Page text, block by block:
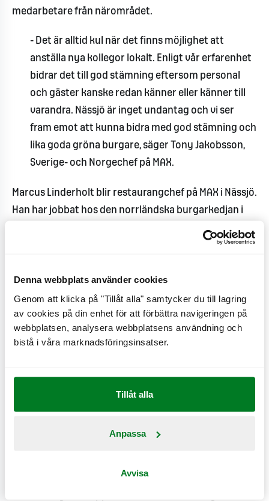
Denna webbplats använder cookies
Genom att klicka på "Tillåt alla" samtycker du till lagring
av cookies på din enhet för att förbättra navigeringen på
webbplatsen, analysera webbplatsens användning och
bistå i våra marknadsföringsinsatser.
Tillåt alla
Anpassa
Avvisa
medarbetare från närområdet.
- Det är alltid kul när det finns möjlighet att
anställa nya kollegor lokalt. Enligt vår erfarenhet
bidrar det till god stämning eftersom personal
och gäster kanske redan känner eller känner till
varandra. Nässjö är inget undantag och vi ser
fram emot att kunna bidra med god stämning och
lika goda gröna burgare, säger Tony Jakobsson,
Sverige- och Norgechef på MAX.
Marcus Linderholt blir restaurangchef på MAX i Nässjö.
Han har jobbat hos den norrländska burgarkedjan i
tre år och snabbt klättrat uppåt från sommarjobb till
restaurangchef. Han menar att det bästa med jobbet
människor.
- Man gör aldrig samma sak två dagar i rad, det
dyker alltid upp nya utmaningar, nya gäster och
nya medarbetare –det tycker jag är roligt. Men,
roligt tillsammans. Det var en viktig faktor när jag
letade nya medarbetare till restaurangen och jag
är så glad över att så många drivna och duktiga
personer valde att söka sig till oss, säger Marcus
Restaurangen ligger på Rågången 2 i Nässjö.